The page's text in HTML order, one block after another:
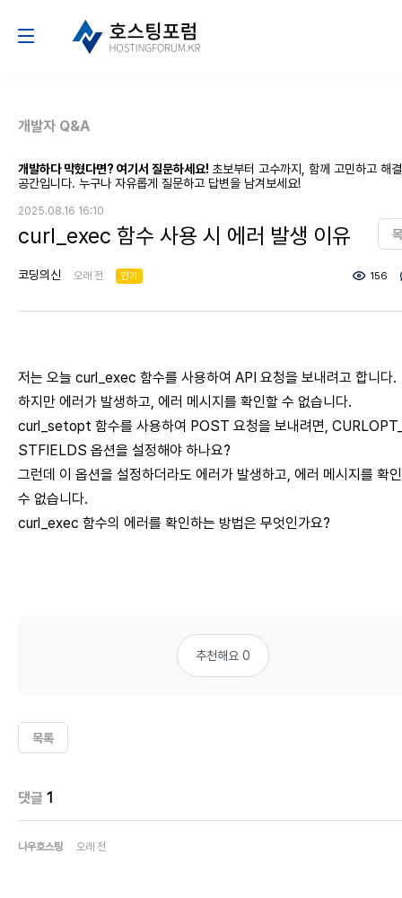
개발자 Q&A
개발하다 막혔다면? 여기서 질문하세요! 초보부터 고수까지, 함께 고민하고 해
공간입니다. 누구나 자유롭게 질문하고 답변을 남겨보세요!
2025.08.16 16:10
curl_exec 함수 사용 시 에러 발생 이유
코딩의신 오래 전 인기 156
저는 오늘 curl_exec 함수를 사용하여 API 요청을 보내려고 합니다.
하지만 에러가 발생하고, 에러 메시지를 확인할 수 없습니다.
curl_setopt 함수를 사용하여 POST 요청을 보내려면,
STFIELDS 옵션을 설정해야 하나요?
그런데 이 옵션을 설정하더라도 에러가 발생하고, 에러 메시지를 확
수 없습니다.
curl_exec 함수의 에러를 확인하는 방법은 무엇인가요?
추천해요 0
목록
댓글 1
나우호스팅 오래 전